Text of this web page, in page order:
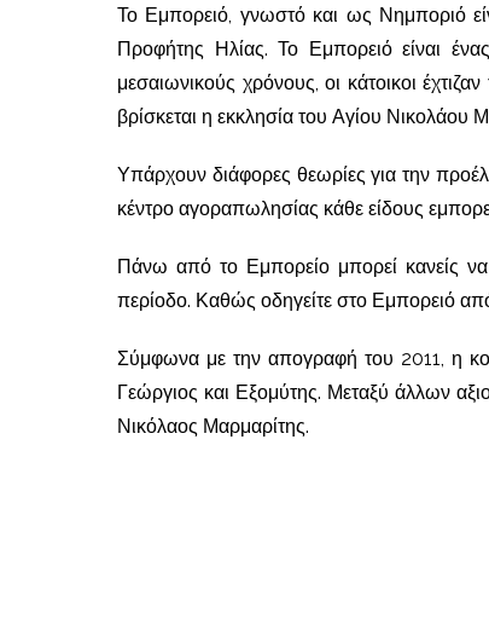
Το Εμπορειό, γνωστό και ως Νημποριό
Προφήτης Ηλίας. Το Εμπορειό είναι
μεσαιωνικούς χρόνους, οι κάτοικοι
βρίσκεται η εκκλησία του Αγίου Νικολάου
Υπάρχουν διάφορες θεωρίες για την
κέντρο αγοραπωλησίας κάθε είδους
Πάνω από το Εμπορείο μπορεί κανείς να
περίοδο. Καθώς οδηγείτε στο Εμπορειό
Σύμφωνα με την απογραφή του 2011, η
Γεώργιος και Εξομύτης. Μεταξύ άλλων
Νικόλαος Μαρμαρίτης.